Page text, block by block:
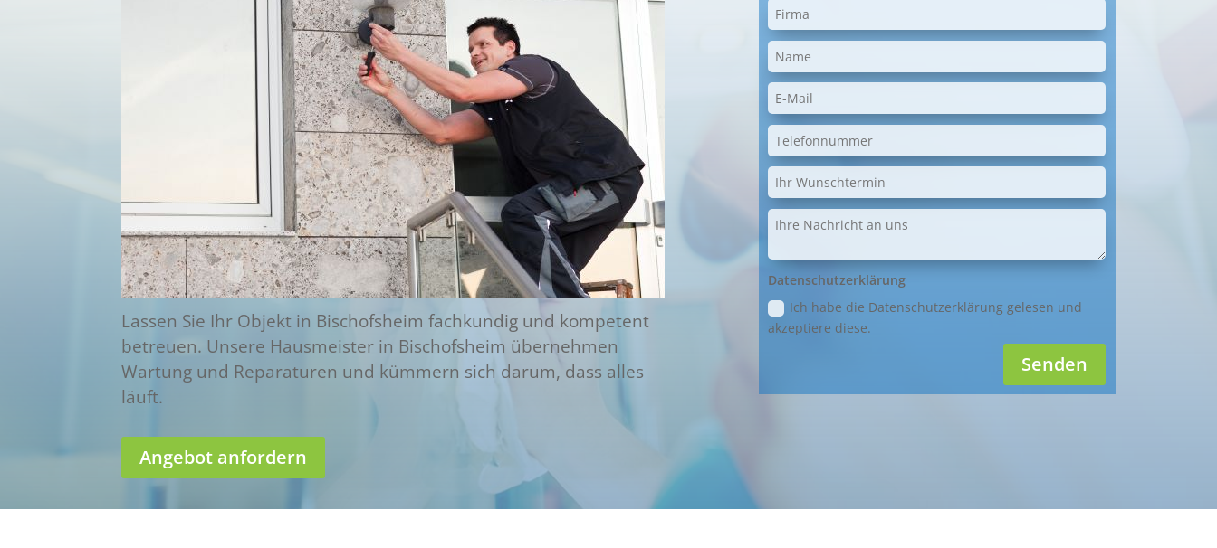
Lassen Sie Ihr Objekt in Bischofsheim fachkundig und kompetent
betreuen. Unsere Hausmeister in Bischofsheim übernehmen
Wartung und Reparaturen und kümmern sich darum, dass alles
läuft.
Angebot anfordern
Datenschutzerklärung
Ich habe die Datenschutzerklärung gelesen und
akzeptiere diese.
Senden